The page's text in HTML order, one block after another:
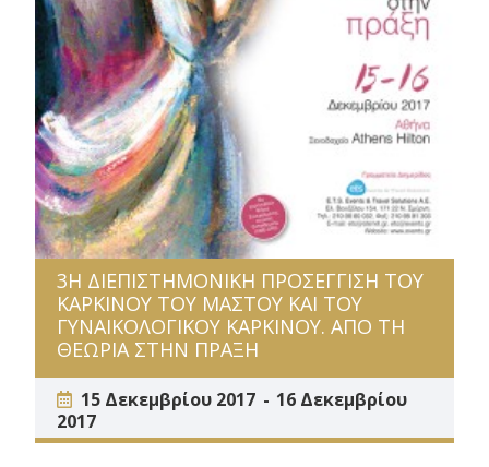
3Η ΔΙΕΠΙΣΤΗΜΟΝΙΚΗ ΠΡΟΣΕΓΓΙΣΗ ΤΟΥ
ΚΑΡΚΙΝΟΥ ΤΟΥ ΜΑΣΤΟΥ ΚΑΙ ΤΟΥ
ΓΥΝΑΙΚΟΛΟΓΙΚΟΥ ΚΑΡΚΙΝΟΥ. ΑΠΟ ΤΗ
ΘΕΩΡΙΑ ΣΤΗΝ ΠΡΑΞΗ
15 Δεκεμβρίου 2017
16 Δεκεμβρίου
2017